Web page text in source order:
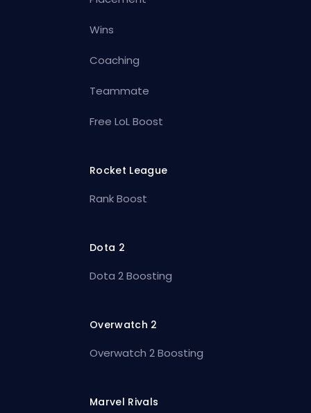
Wins
Coaching
Teammate
Free LoL Boost
Rocket League
Rank Boost
Dota 2
Dota 2 Boosting
Overwatch 2
Overwatch 2 Boosting
Marvel Rivals